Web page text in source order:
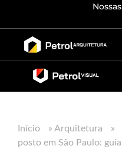
Início » Arquitetura »
posto em São Paulo: